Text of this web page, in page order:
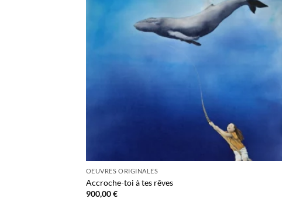
OEUVRES ORIGINALES
Accroche-toi à tes rêves
900,00€